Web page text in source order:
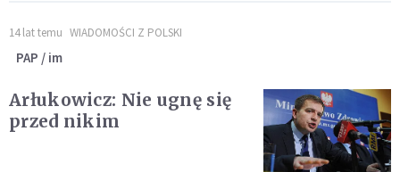
14 lat temu WIADOMOŚCI Z POLSKI
PAP / im
Arłukowicz: Nie ugnę się
przed nikim